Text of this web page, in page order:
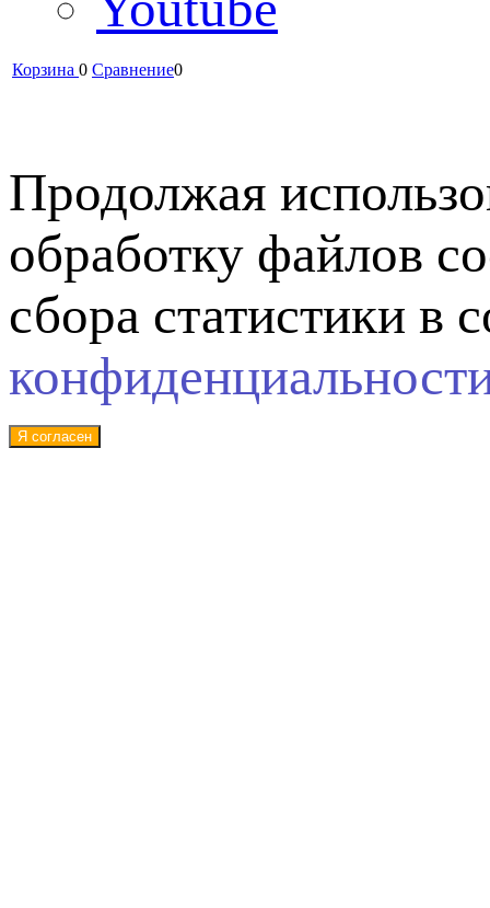
Корзина 0 Сравнение0
Продолжая
обработку файлов
сбора статистики в
Я согласен